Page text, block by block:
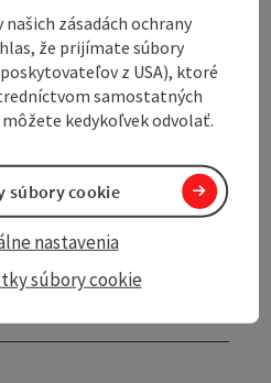
zásadách ochrany
že prijímate súbory
z USA), ktoré
samostatných
kedykoľvek odvolať.
súbory cookie
nastavenia
súbory cookie